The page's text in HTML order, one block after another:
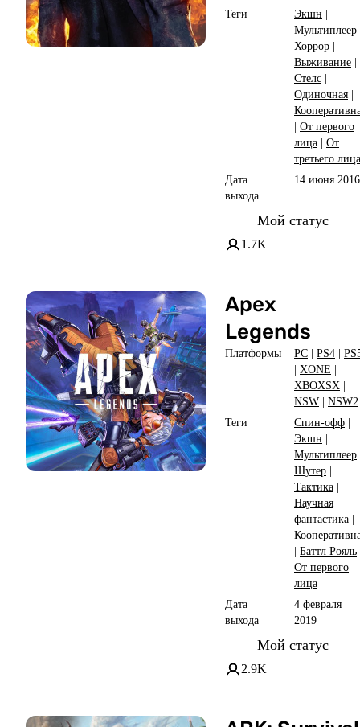
Теги
Экшн |
Мультиплеер
Хоррор |
Выживание |
Стелс |
Одиночная |
| От первого
лица | От
третьего лица
Дата
выхода
14 июня 2016
Мой статус
1.7K
Apex
Legends
Платформы PC | PS4 |
| XONE |
XBOXSX |
NSW | NSW2
Теги
Спин-офф |
Экшн |
Мультиплеер
Шутер |
Тактика |
Научная
фантастика |
| Баттл Рояль
От первого
лица
Дата
выхода
4 февраля
2019
Мой статус
2.9K